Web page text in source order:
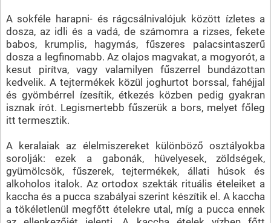
A sokféle harapni- és rágcsálnivalójuk között ízletes a
dosza, az idli és a vadá, de számomra a rizses, fekete
babos, krumplis, hagymás, fűszeres palacsintaszerű
dosza a legfinomabb. Az olajos magvakat, a mogyorót, a
kesut pirítva, vagy valamilyen fűszerrel bundázottan
kedvelik. A tejtermékek közül joghurtot borssal, fahéjjal
és gyömbérrel ízesítik, étkezés közben pedig gyakran
isznak írót. Legismertebb fűszerük a bors, melyet főleg
itt termesztik.
A keralaiak az élelmiszereket különböző osztályokba
sorolják: ezek a gabonák, hüvelyesek, zöldségek,
gyümölcsök, fűszerek, tejtermékek, állati húsok és
alkoholos italok. Az ortodox szekták rituális ételeiket a
kaccha és a pucca szabályai szerint készítik el. A kaccha
a tökéletlenül megfőtt ételekre utal, míg a pucca ennek